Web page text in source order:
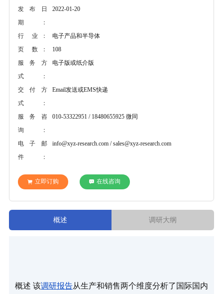
发布日
期：
2022-01-20
行 业：
电子产品和半导体
页 数：
108
服务方
式：
电子版或纸介版
交付方
式：
Email发送或EMS快递
服务咨
询：
010-53322951 / 18480655925 微同
电子邮
件：
info@xyz-research.com / sales@xyz-research.com
立即订购 在线咨询
概述 调研大纲
概述 该调研报告从生产和销售两个维度分析了国际国内